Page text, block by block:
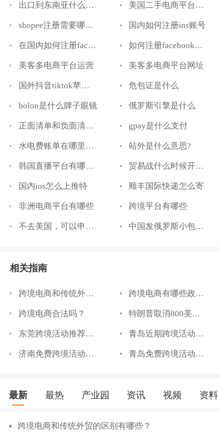
出口到东南亚什么产品最畅销 美国二手电商平台有哪些
shopee注册需要哪的手机号 国内如何注册ins账号
在国内如何注册facebook手机版 如何注册facebook账号
美客多电商平台运营 美客多电商平台网址
国外抖音tiktok苹果怎么下载 危包证是什么
bolon是什么牌子眼镜 俄罗斯引擎是什么
正面清单和负面清单是什么意思 gpay是什么支付
水电费账单在哪里打印 站外是什么意思?
韩国直播平台有哪些? 贸易战什么时候开始的什么时候结束
国内ios怎么上推特 顺丰国际快递怎么寄
非洲电商平台有哪些 跨境平台有哪些
不去美国，可以申请到美国的信用卡、借记卡吗 中国发俄罗斯小包裹价格怎样
相关指南
跨境电商和传统外贸的区别有哪些？ 跨境电商有哪些政策支持？
跨境电商合法吗？ 特朗普取消800美元关税
东莞跨境活动推荐，东莞跨境展览信息汇总 青岛近期跨境活动安排有哪些
济南免费跨境活动门票哪里获取 青岛免费跨境活动门票哪里获取
最新 最热 产业园 资讯 视频 资料
跨境电商和传统外贸的区别有哪些？